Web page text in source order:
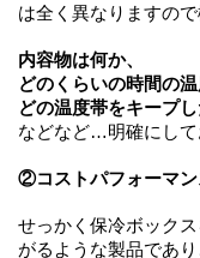
は全く異なりますの
内容物は何か、
どのくらいの時間の
どの温度帯をキープし
などなど…明確にし
②コストパフォーマン
せっかく保冷ボック
がるような製品であ